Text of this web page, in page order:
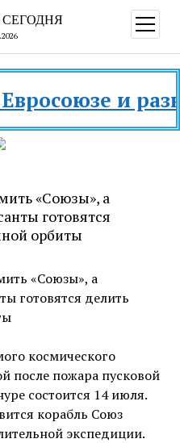
меню
и разных
«Союзы», а
готовятся
орбиты
космического
после пожара пусковой
состоится 14 июля.
корабль Союз
экспедиции.